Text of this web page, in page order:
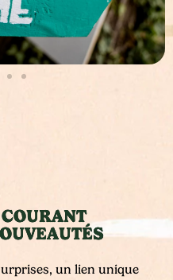
un lien unique